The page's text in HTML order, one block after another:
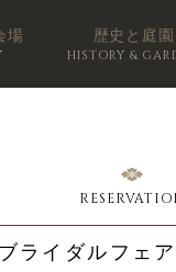
場 歴史と庭園
HISTORY &
ブライダルフェ